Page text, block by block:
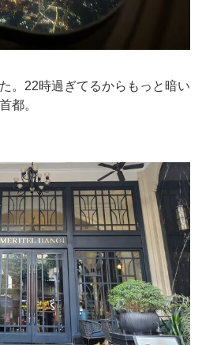
。22時過ぎてるからもっと暗い
都。